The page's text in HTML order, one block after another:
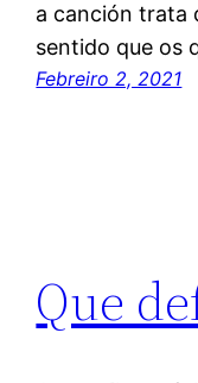
a canción trata
sentido que os
Febreiro 2, 2021
Que